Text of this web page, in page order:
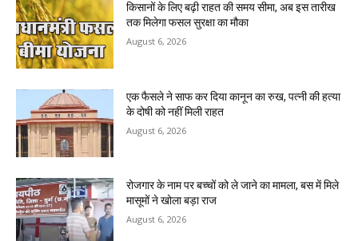
किसानों के लिए बढ़ी राहत की समय सीमा, अब इस तारीख
तक मिलेगा फसल सुरक्षा का मौका
August 6, 2026
एक फैसले ने साफ कर दिया कानून का रुख, पत्नी की हत्या
के दोषी को नहीं मिली राहत
August 6, 2026
रोजगार के नाम पर बच्चों को ले जाने का मामला, बस में मिले
मासूमों ने खोला बड़ा राज
August 6, 2026